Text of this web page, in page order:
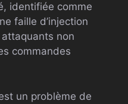
identifiée comme
faille d’injection
non
commandes
un problème de